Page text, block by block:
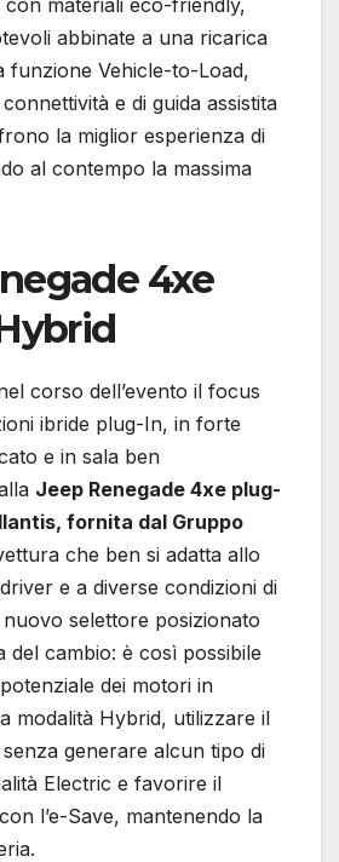
abbinate a una ricarica
funzione Vehicle-to-Load,
e di guida assistita
la miglior esperienza di
al contempo la massima
4xe
corso dell’evento il focus
ibride plug-In, in forte
e in sala ben
Jeep Renegade 4xe plug-
fornita dal Gruppo
che ben si adatta allo
e a diverse condizioni di
selettore posizionato
del cambio: è così possibile
dei motori in
modalità Hybrid, utilizzare il
generare alcun tipo di
Electric e favorire il
l’e-Save, mantenendo la